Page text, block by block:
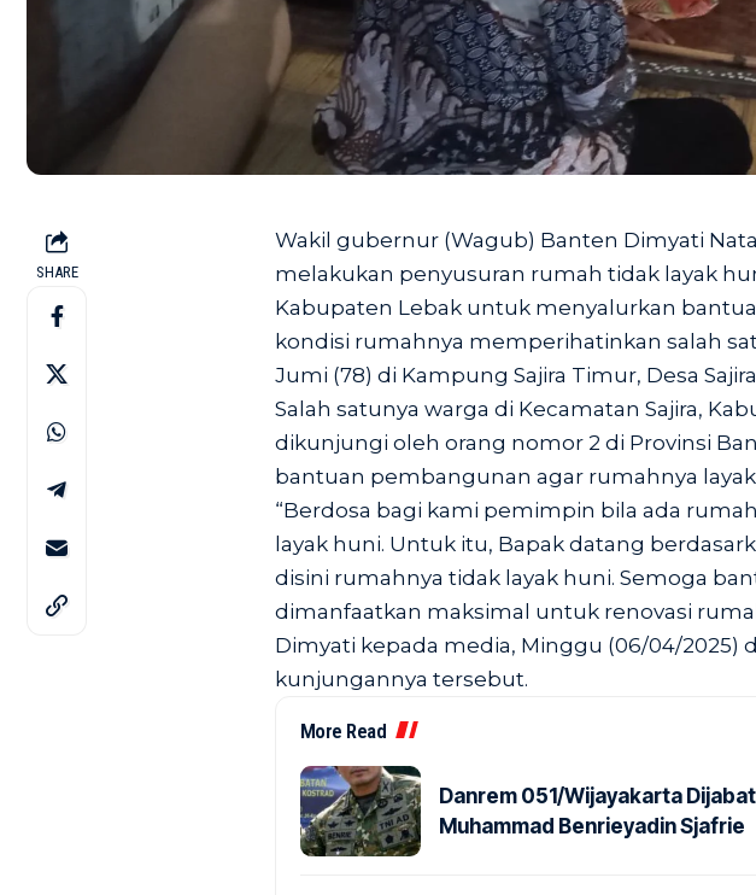
SHARE
Wakil gubernur (Wagub) Banten Dimyati
melakukan penyusuran rumah tidak layak
Kabupaten Lebak untuk menyalurkan
kondisi rumahnya memperihatinkan salah
Jumi (78) di Kampung Sajira Timur, Desa
Salah satunya warga di Kecamatan Sajira,
dikunjungi oleh orang nomor 2 di Provinsi
bantuan pembangunan agar rumahnya
“Berdosa bagi kami pemimpin bila ada
layak huni. Untuk itu, Bapak datang
disini rumahnya tidak layak huni. Semoga
dimanfaatkan maksimal untuk renovasi
Dimyati kepada media, Minggu (06/04/2025)
kunjungannya tersebut.
More Read
Danrem 051/Wijayakarta
Muhammad Benrieyadin Sjafrie